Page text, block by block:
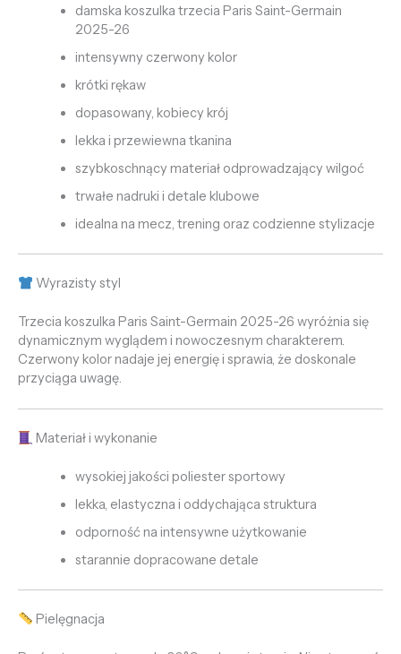
damska koszulka trzecia Paris Saint-Germain
2025-26
intensywny czerwony kolor
krótki rękaw
dopasowany, kobiecy krój
lekka i przewiewna tkanina
szybkoschnący materiał odprowadzający wilgoć
trwałe nadruki i detale klubowe
idealna na mecz, trening oraz codzienne stylizacje
Wyrazisty styl
Trzecia koszulka Paris Saint-Germain 2025-26 wyróżnia się
dynamicznym wyglądem i nowoczesnym charakterem.
Czerwony kolor nadaje jej energię i sprawia, że doskonale
przyciąga uwagę.
Materiał i wykonanie
wysokiej jakości poliester sportowy
lekka, elastyczna i oddychająca struktura
odporność na intensywne użytkowanie
starannie dopracowane detale
Pielęgnacja